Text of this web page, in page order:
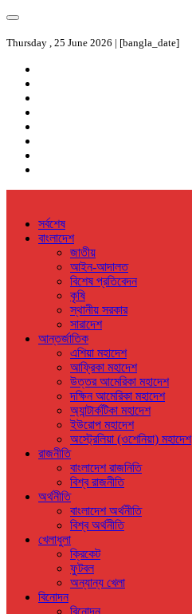
Thursday , 25 June 2026 | [bangla_date]
সর্বশেষ
বাংলাদেশ
জাতীয়
আইন-আদালত
বিশেষ প্রতিবেদন
কৃষি
স্থানীয় সরকার
সারাদেশ
আন্তর্জাতিক
এশিয়া মহাদেশ
আফ্রিকা মহাদেশ
উত্তর আমেরিকা মহাদেশ
দক্ষিন আমেরিকা মহাদেশ
অ্যান্টার্কটিকা মহাদেশ
ইউরোপ মহাদেশ
অস্ট্রেলিয়া (ওশেনিয়া) মহাদেশ
রাজনীতি
বাংলাদেশ রাজনিতি
বিশ্ব রাজনীতি
অর্থনীতি
বাংলাদেশ অর্থনীতি
বিশ্ব অর্থনীতি
খেলাধুলা
ক্রিকেট
ফুটবল
অন্যান্য খেলা
বিনোদন
বিনোদন